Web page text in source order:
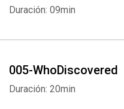
Duración: 09min
005-WhoDiscovered
Duración: 20min